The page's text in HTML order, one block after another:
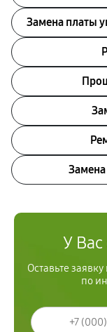
Замена платы
У Вас
Оставьте
по